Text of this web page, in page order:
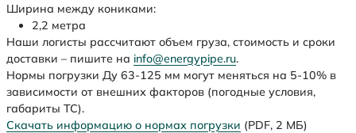
Ширина между кониками:
2,2 метра
Наши логисты рассчитают объем груза, стоимость и сроки
доставки – пишите на info@energypipe.ru.
Нормы погрузки Ду 63-125 мм могут меняться на 5-10% в
зависимости от внешних факторов (погодные условия,
габариты ТС).
Скачать информацию о нормах погрузки (PDF, 2 МБ)